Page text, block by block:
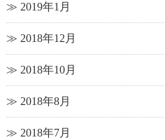
2019年1月
2018年12月
2018年10月
2018年8月
2018年7月